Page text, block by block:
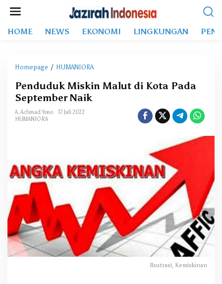
HOME NEWS EKONOMI LINGKUNGAN
Homepage / HUMANIORAP
n
s
k
n
M
a
u
t
d
Penduduk Miskin Malut di Kota Pada
September Naik
A. Achmad Yono
17 Juli 2022
HUMANIORA
Ilsutrasi, Kemiskinan